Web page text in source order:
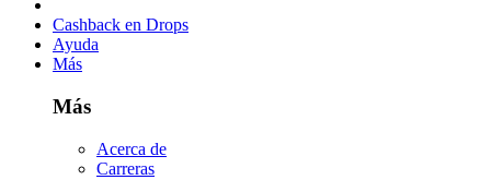
Cashback en Drops
Ayuda
Más
Más
Acerca de
Carreras